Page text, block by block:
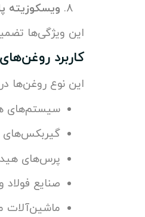
ویسکوزیته
این ویژگی‌ها
کاربرد
این نوع روغن‌ها
سیستم‌های
پرس‌های
صنایع
ماشین‌آلات